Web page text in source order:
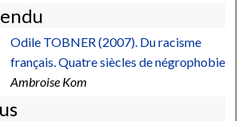
Odile TOBNER (2007). Du racisme
français. Quatre siècles de négrophobie
Ambroise Kom